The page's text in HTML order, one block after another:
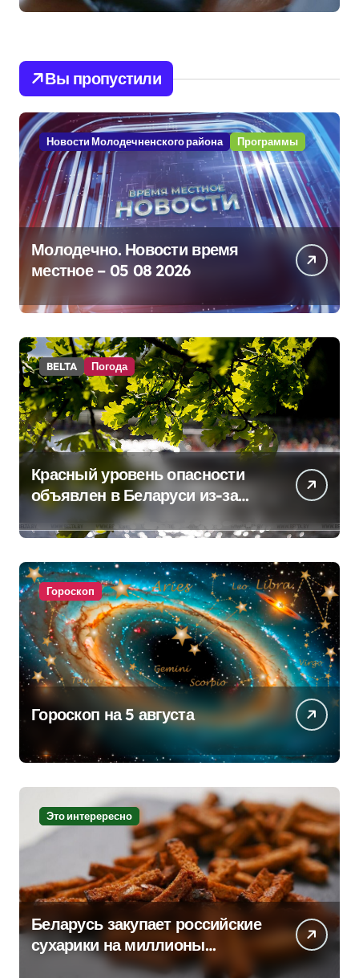
Вы пропустили
Новости Молодечненского района Программы
Молодечно. Новости время
местное – 05 08 2026
BELTA Погода
Красный уровень опасности
объявлен в Беларуси из-за
жары
Гороскоп
Гороскоп на 5 августа
Это интерересно
Беларусь закупает российские
сухарики на миллионы
долларов – смотрим сумму